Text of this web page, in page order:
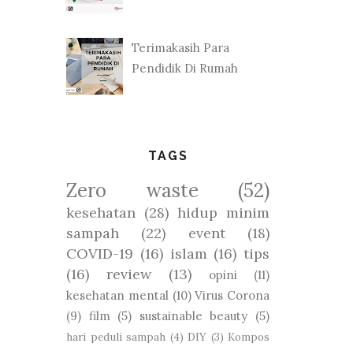
Terimakasih Para
Pendidik Di Rumah
TAGS
Zero waste (52)
kesehatan (28) hidup minim
sampah
(22) event
(18)
COVID-19 (16) islam (16) tips
(16)
review (13) opini
(11)
kesehatan mental (10) Virus Corona
(9) film (5) sustainable beauty (5)
hari peduli sampah (4) DIY (3) Kompos